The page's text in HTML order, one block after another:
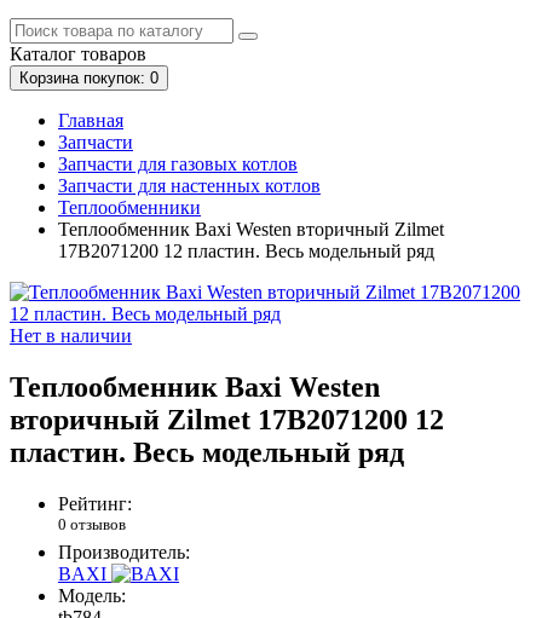
Каталог товаров
Корзинапокупок: 0
Главная
Запчасти
Запчасти для газовых котлов
Запчасти для настенных котлов
Теплообменники
Теплообменник Baxi Westen вторичный Zilmet
17B2071200 12 пластин. Весь модельный ряд
Нет в наличии
Теплообменник Baxi Westen
вторичный Zilmet 17B2071200 12
пластин. Весь модельный ряд
Рейтинг:
0 отзывов
Производитель:
BAXI
Модель: